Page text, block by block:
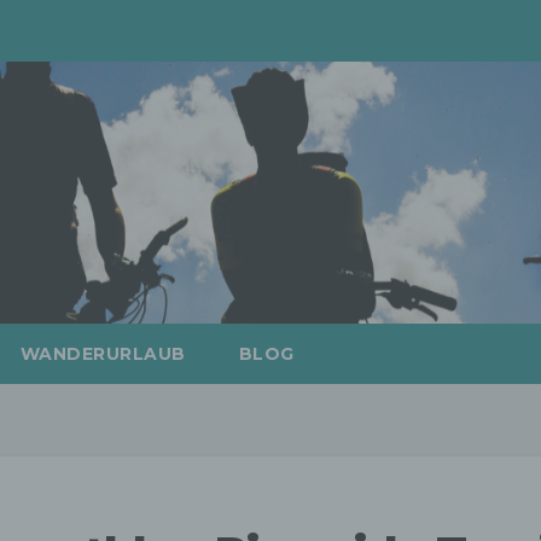
WANDERURLAUB BLOG